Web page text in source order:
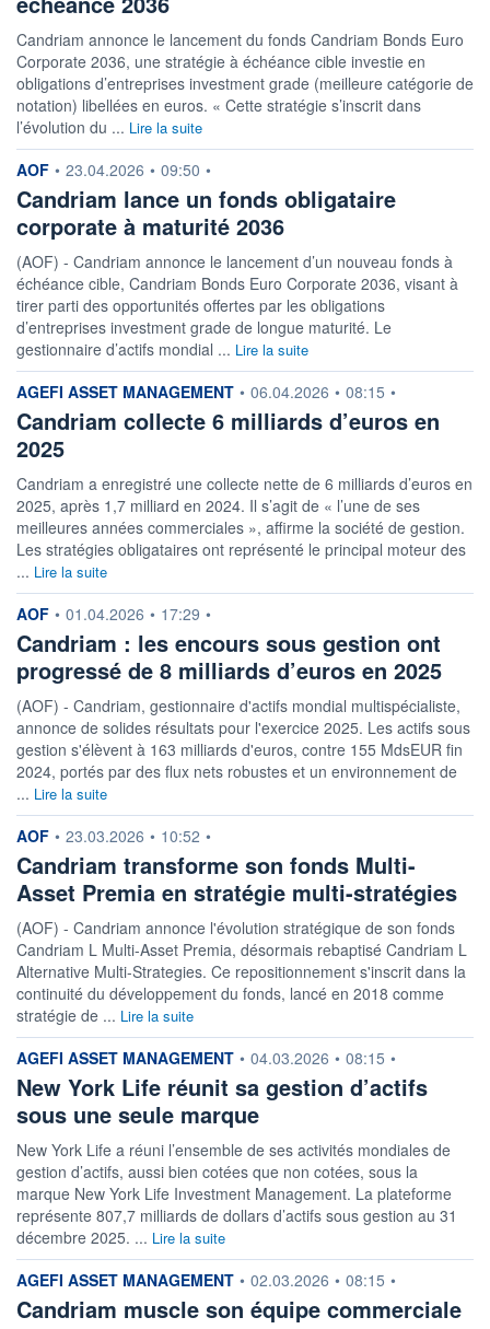
+ PORTEFEUILLE + LISTE
Candriam annonce le lancement du fonds Candriam Bonds Euro
Corporate 2036, une stratégie à échéance cible investie en
obligations d’entreprises investment grade (meilleure catégorie de
notation) libellées en euros. « Cette stratégie s’inscrit dans
l’évolution du ... Lire la suite
information fournie par
AOF • 23.04.2026 • 09:50 •
Candriam lance un fonds obligataire
corporate à maturité 2036
(AOF) - Candriam annonce le lancement d’un nouveau fonds à
échéance cible, Candriam Bonds Euro Corporate 2036, visant à
tirer parti des opportunités offertes par les obligations
d’entreprises investment grade de longue maturité. Le
gestionnaire d’actifs mondial ... Lire la suite
information fournie par
AGEFI ASSET MANAGEMENT • 06.04.2026 • 08:15 •
Candriam collecte 6 milliards d’euros en
2025
Candriam a enregistré une collecte nette de 6 milliards d’euros en
2025, après 1,7 milliard en 2024. Il s’agit de « l’une de ses
meilleures années commerciales », affirme la société de gestion.
Les stratégies obligataires ont représenté le principal moteur des
... Lire la suite
information fournie par
AOF • 01.04.2026 • 17:29 •
Candriam : les encours sous gestion ont
progressé de 8 milliards d’euros en 2025
(AOF) - Candriam, gestionnaire d'actifs mondial multispécialiste,
annonce de solides résultats pour l'exercice 2025. Les actifs sous
gestion s'élèvent à 163 milliards d'euros, contre 155 MdsEUR fin
2024, portés par des flux nets robustes et un environnement de
... Lire la suite
information fournie par
AOF • 23.03.2026 • 10:52 •
Candriam transforme son fonds Multi-
Asset Premia en stratégie multi-stratégies
(AOF) - Candriam annonce l'évolution stratégique de son fonds
Candriam L Multi-Asset Premia, désormais rebaptisé Candriam L
Alternative Multi-Strategies. Ce repositionnement s'inscrit dans la
continuité du développement du fonds, lancé en 2018 comme
stratégie de ... Lire la suite
information fournie par
AGEFI ASSET MANAGEMENT • 04.03.2026 • 08:15 •
New York Life réunit sa gestion d’actifs
sous une seule marque
New York Life a réuni l’ensemble de ses activités mondiales de
gestion d’actifs, aussi bien cotées que non cotées, sous la
marque New York Life Investment Management. La plateforme
représente 807,7 milliards de dollars d’actifs sous gestion au 31
décembre 2025. ... Lire la suite
information fournie par
AGEFI ASSET MANAGEMENT • 02.03.2026 • 08:15 •
Candriam muscle son équipe commerciale